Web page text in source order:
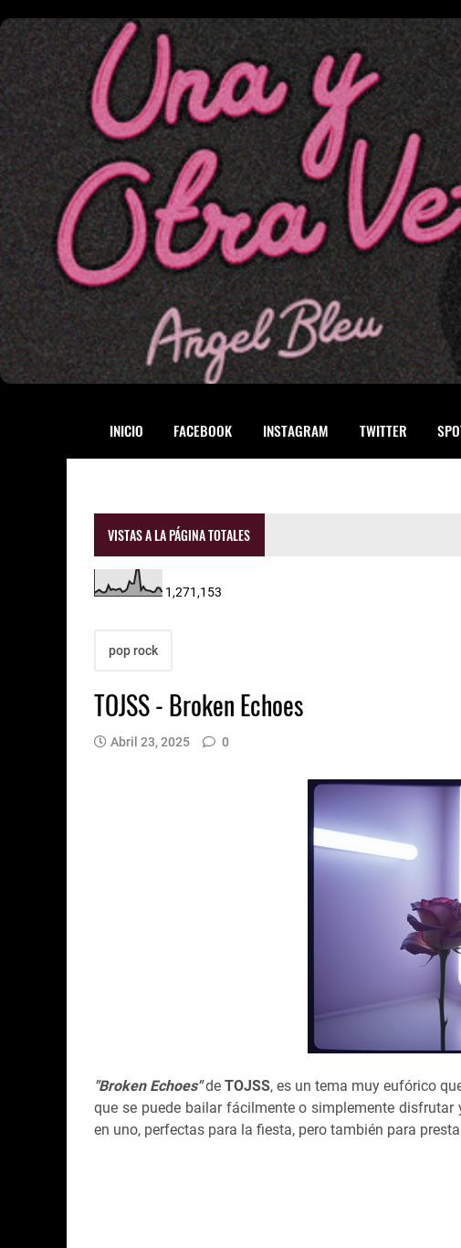
INICIO FACEBOOK INSTAGRAM TWITTER
VISTAS A LA PÁGINA TOTALES
1,271,153
pop rock
TOJSS - Broken Echoes
Abril 23, 2025 0
"Broken Echoes"de TOJSS, es un tema muy eufórico
que se puede bailar fácilmente o simplemente
en uno, perfectas para la fiesta, pero también para